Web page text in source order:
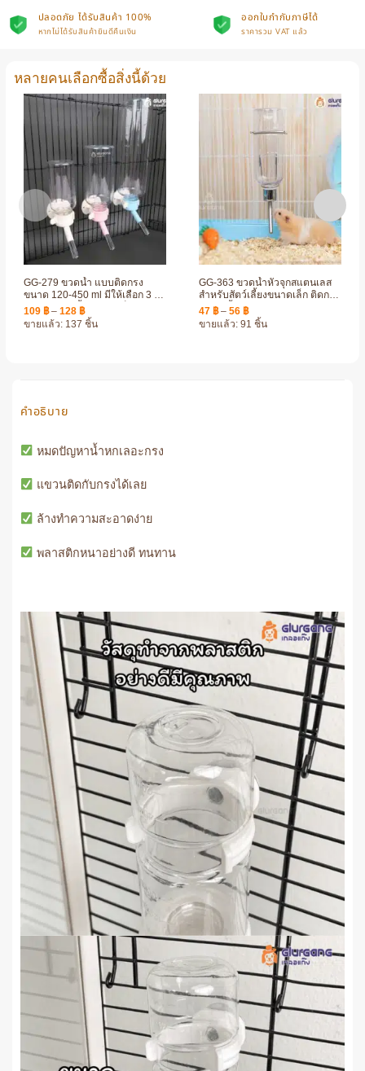
ปลอดภัย ได้รับสินค้า 100%
หากไม่ได้รับสินค้ายินดีคืนเงิน
ออกใบกำกับภาษีได้
ราคารวม VAT แล้ว
หลายคนเลือกซื้อสิ่งนี้ด้วย
GG-279 ขวดน้ำ แบบติดกรง
ขนาด 120-450 ml มีให้เลือก 3 สี
สำหรับสัตว์เลี้ยงขนาดเล็ก-ขนาด
กลาง
109 ฿ – 128 ฿Price
range:
109 ฿
ขายแล้ว: 137 ชิ้น
GG-363 ขวดน้ำหัวจุกสแตนเลส
สำหรับสัตว์เลี้ยงขนาดเล็ก ติดกรง
ได้ ติดตั้งง่าย
47 ฿ – 56 ฿Price
range:
47 ฿
ขายแล้ว: 91 ชิ้น
คำอธิบาย
หมดปัญหาน้ำหกเลอะกรง
แขวนติดกับกรงได้เลย
ล้างทำความสะอาดง่าย
พลาสติกหนาอย่างดี ทนทาน